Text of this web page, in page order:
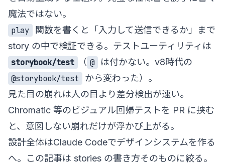
魔法ではない。
play
関数を書くと「入力して送信できるか」まで
story の中で検証できる。テストユーティリティは
storybook/test
（ @
は付かない。v8時代の
@storybook/test
から変わった）。
見た目の崩れは人の目より差分検出が速い。
Chromatic 等のビジュアル回帰テストを PR に挟む
と、意図しない崩れだけが浮かび上がる。
設計全体はClaude Codeでデザインシステムを作る
へ。この記事は stories の書き方そのものに絞る。